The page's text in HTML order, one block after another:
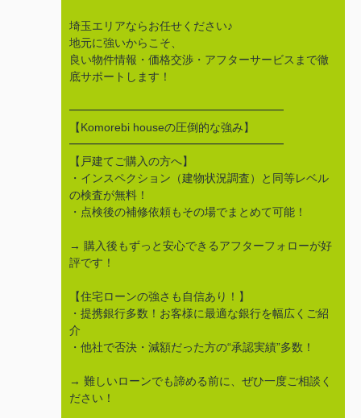
埼玉エリアならお任せください♪
地元に強いからこそ、
良い物件情報・価格交渉・アフターサービスまで徹
底サポートします！
━━━━━━━━━━━━━━━━━━━
【Komorebi houseの圧倒的な強み】
━━━━━━━━━━━━━━━━━━━
【戸建てご購入の方へ】
・インスペクション（建物状況調査）と同等レベル
の検査が無料！
・点検後の補修依頼もその場でまとめて可能！
→ 購入後もずっと安心できるアフターフォローが好
評です！
【住宅ローンの強さも自信あり！】
・提携銀行多数！お客様に最適な銀行を幅広くご紹
介
・他社で否決・減額だった方の“承認実績”多数！
→ 難しいローンでも諦める前に、ぜひ一度ご相談く
ださい！